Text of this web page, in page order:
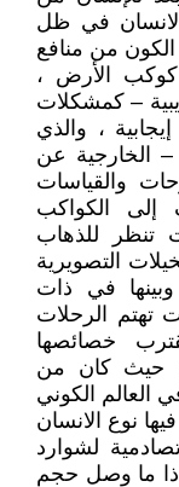
الانسان في ظل
من منافع
الأرض ،
– كمشكلات
، والذي
– الخارجية عن
والقياسات
إلى الكواكب
تنظر للذهاب
التصويرية
وبينها في ذات
تهتم الرحلات
خصائصها
حيث كان من
العالم الكوني
نوع الانسان
لشوارد
ما وصل حجم